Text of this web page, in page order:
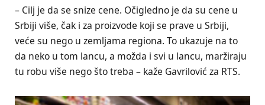
– Cilj je da se snize cene. Očigledno je da su cene u
Srbiji više, čak i za proizvode koji se prave u Srbiji,
veće su nego u zemljama regiona. To ukazuje na to
da neko u tom lancu, a možda i svi u lancu, maržiraju
tu robu više nego što treba – kaže Gavrilović za RTS.